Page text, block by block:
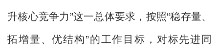
升核心竞争力”这一总体要求，按照“稳存量、
拓增量、优结构”的工作目标，对标先进同